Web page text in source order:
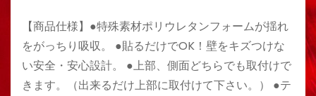
【商品仕様】●特殊素材ポリウレタンフォームが揺れ
をがっちり吸収。 ●貼るだけでOK！壁をキズつけな
い安全・安心設計。 ●上部、側面どちらでも取付けで
きます。（出来るだけ上部に取付けて下さい。） ●テ